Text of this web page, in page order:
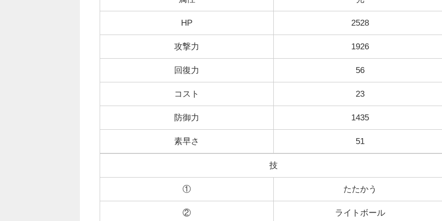
HP 2528
攻撃力 1926
回復力 56
コスト 23
防御力 1435
素早さ 51
技
① たたかう
② ライトボール